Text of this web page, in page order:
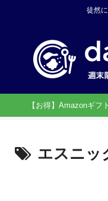
徒然
【お得】Amazonギ
エスニッ